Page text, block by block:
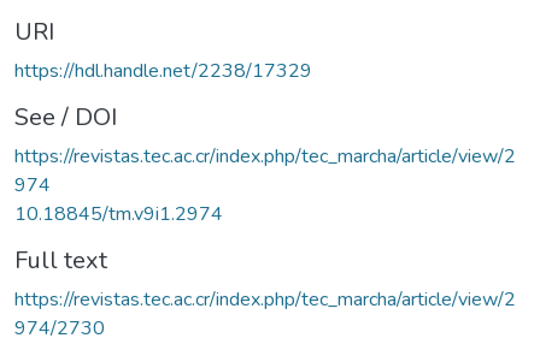
URI
https://hdl.handle.net/2238/17329
See / DOI
https://revistas.tec.ac.cr/index.php/tec_marcha/article/view/2
974
10.18845/tm.v9i1.2974
Full text
https://revistas.tec.ac.cr/index.php/tec_marcha/article/view/2
974/2730